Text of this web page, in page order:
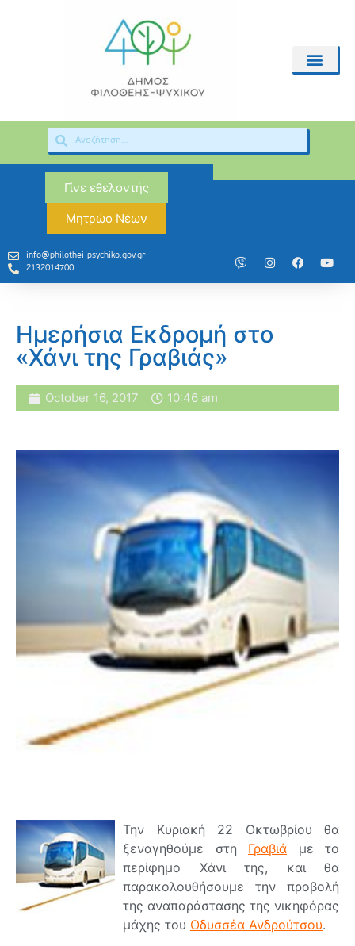
Γίνε εθελοντής
Μητρώο Νέων
info@philothei-psychiko.gov.gr
2132014700
Ημερήσια Εκδρομή στο
«Χάνι της Γραβιάς»
October 16, 2017 10:46 am
Την Κυριακή 22 Οκτωβρίου θα
ξεναγηθούμε στη Γραβιά με το
περίφημο Χάνι της, και θα
παρακολουθήσουμε την προβολή
της αναπαράστασης της νικηφόρας
μάχης του Οδυσσέα Ανδρούτσου.